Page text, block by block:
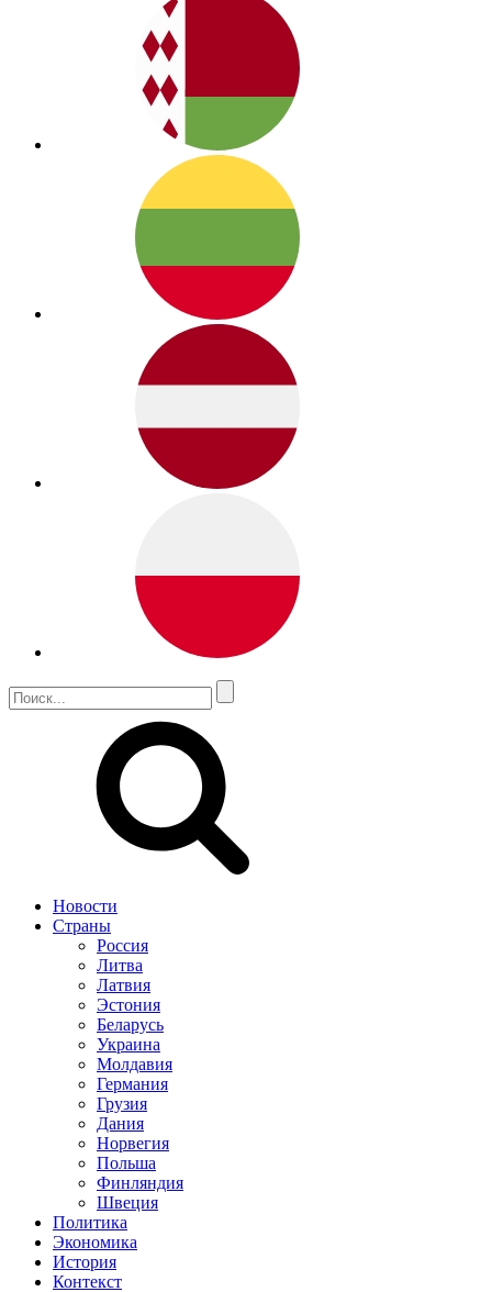
Новости
Страны
Россия
Литва
Латвия
Эстония
Беларусь
Украина
Молдавия
Германия
Грузия
Дания
Норвегия
Польша
Финляндия
Швеция
Политика
Экономика
История
Контекст